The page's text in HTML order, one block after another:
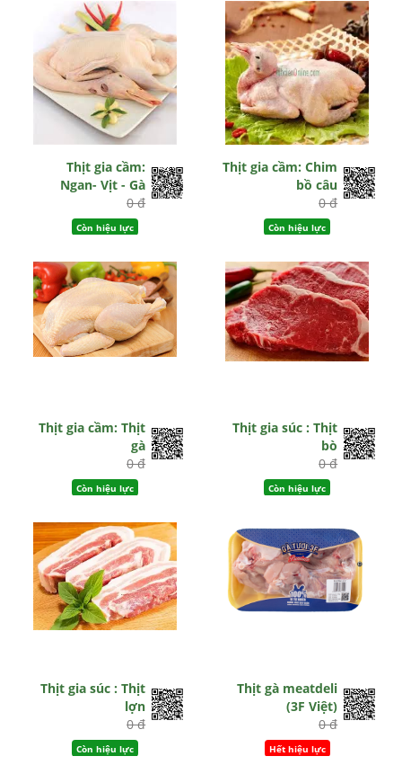
Thịt gia cầm:
Ngan- Vịt - Gà
0 đ
Còn hiệu lực
Thịt gia cầm: Chim
bồ câu
0 đ
Còn hiệu lực
Thịt gia cầm: Thịt
gà
0 đ
Còn hiệu lực
Thịt gia súc : Thịt
bò
0 đ
Còn hiệu lực
Thịt gia súc : Thịt
lợn
0 đ
Còn hiệu lực
Thịt gà meatdeli
(3F Việt)
0 đ
Hết hiệu lực